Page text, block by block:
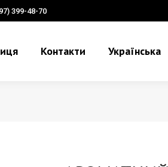
399-48-70
Контакти Українська